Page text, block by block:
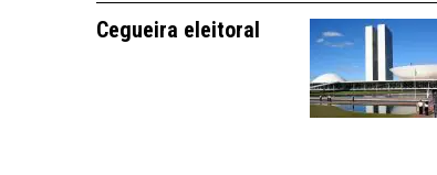
Cegueira eleitoral